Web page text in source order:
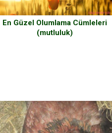
En Güzel Olumlama Cümleleri
(mutluluk)